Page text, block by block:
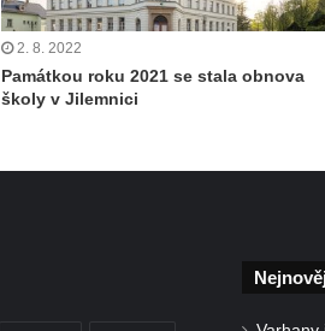
2. 8. 2022
Památkou roku 2021 se stala obnova
školy v Jilemnici